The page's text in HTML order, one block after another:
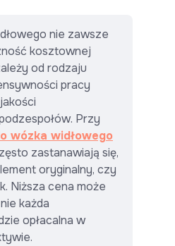
nie zawsze
kosztownej
od rodzaju
pracy
Przy
wózka widłowego
zastanawiają się,
oryginalny, czy
Niższa cena może
każda
opłacalna w